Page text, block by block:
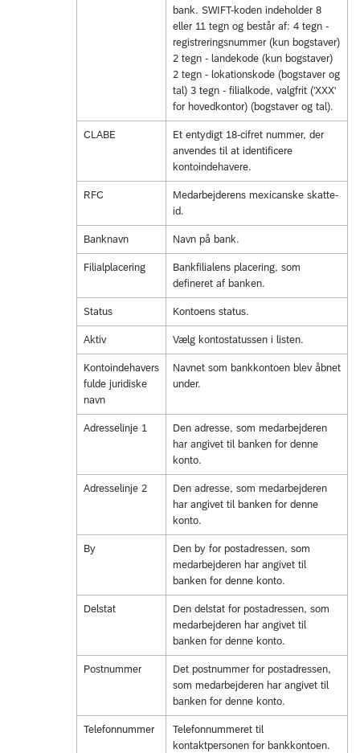
bank. SWIFT-koden indeholder 8
eller 11 tegn og består af: 4 tegn -
registreringsnummer (kun bogstaver)
2 tegn - landekode (kun bogstaver)
2 tegn - lokationskode (bogstaver og
tal) 3 tegn - filialkode, valgfrit ('XXX'
for hovedkontor) (bogstaver og tal).
CLABE
Et entydigt 18-cifret nummer, der
anvendes til at identificere
kontoindehavere.
RFC
Medarbejderens mexicanske skatte-
id.
Banknavn Navn på bank.
Filialplacering
Bankfilialens placering, som
defineret af banken.
Status Kontoens status.
Aktiv Vælg kontostatussen i listen.
Kontoindehavers
fulde juridiske
navn
Navnet som bankkontoen blev åbnet
under.
Adresselinje 1
Den adresse, som medarbejderen
har angivet til banken for denne
konto.
Adresselinje 2
Den adresse, som medarbejderen
har angivet til banken for denne
konto.
By
Den by for postadressen, som
medarbejderen har angivet til
banken for denne konto.
Delstat
Den delstat for postadressen, som
medarbejderen har angivet til
banken for denne konto.
Postnummer
Det postnummer for postadressen,
som medarbejderen har angivet til
banken for denne konto.
Telefonnummer
Telefonnummeret til
kontaktpersonen for bankkontoen.